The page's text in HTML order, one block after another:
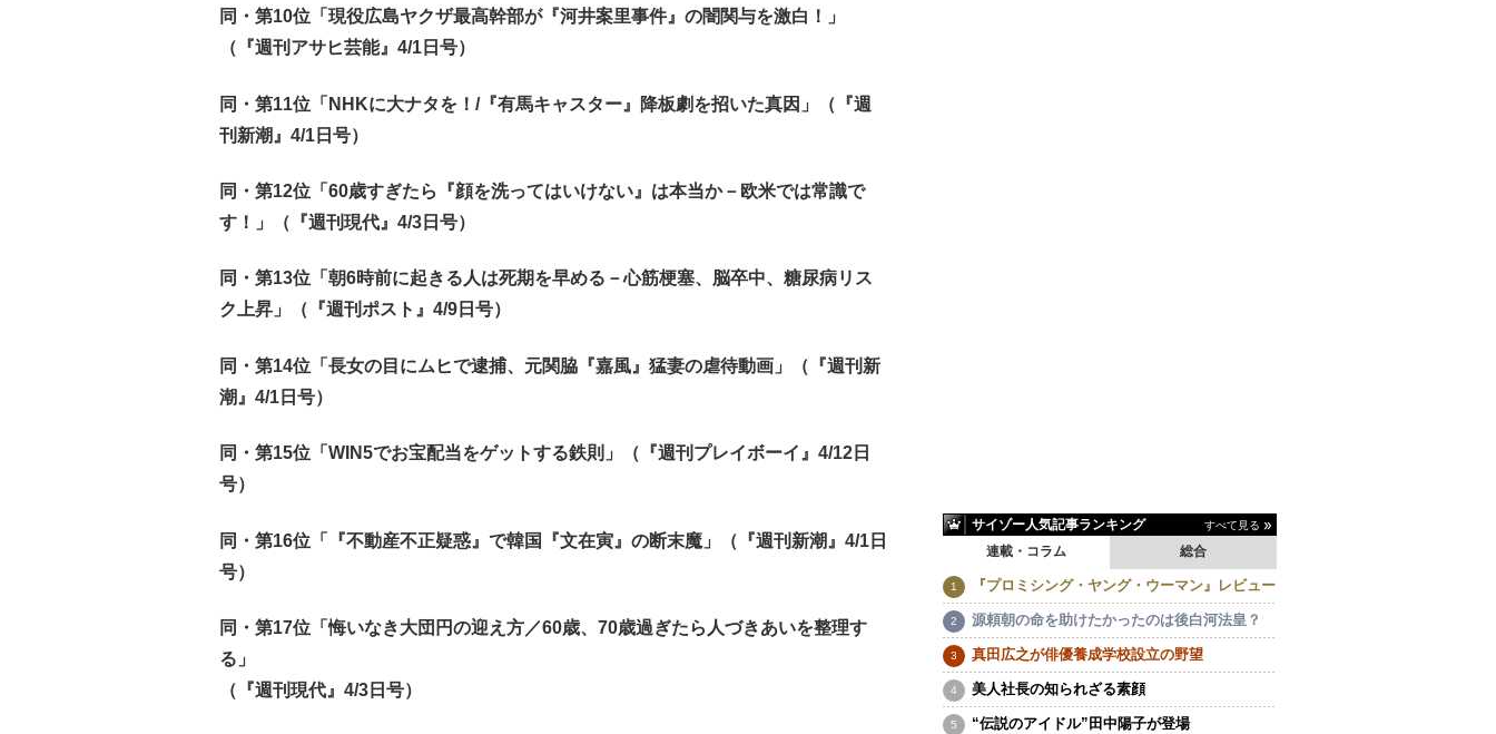
同・第10位「現役広島ヤクザ最高幹部が『河井案里事件』の闇関与を激白！」
（『週刊アサヒ芸能』4/1日号）
同・第11位「NHKに大ナタを！/『有馬キャスター』降板劇を招いた真因」（『週
刊新潮』4/1日号）
同・第12位「60歳すぎたら『顔を洗ってはいけない』は本当か－欧米では常識で
す！」（『週刊現代』4/3日号）
同・第13位「朝6時前に起きる人は死期を早める－心筋梗塞、脳卒中、糖尿病リス
ク上昇」（『週刊ポスト』4/9日号）
同・第14位「長女の目にムヒで逮捕、元関脇『嘉風』猛妻の虐待動画」（『週刊新
潮』4/1日号）
同・第15位「WIN5でお宝配当をゲットする鉄則」（『週刊プレイボーイ』4/12日
号）
同・第16位「『不動産不正疑惑』で韓国『文在寅』の断末魔」（『週刊新潮』4/1日
号）
同・第17位「悔いなき大団円の迎え方／60歳、70歳過ぎたら人づきあいを整理す
る」
（『週刊現代』4/3日号）
サイゾー人気記事ランキング すべて見る
連載・コラム 総合
『プロミシング・ヤング・ウーマン』レビュー
源頼朝の命を助けたかったのは後白河法皇？
真田広之が俳優養成学校設立の野望
美人社長の知られざる素顔
“伝説のアイドル”田中陽子が登場